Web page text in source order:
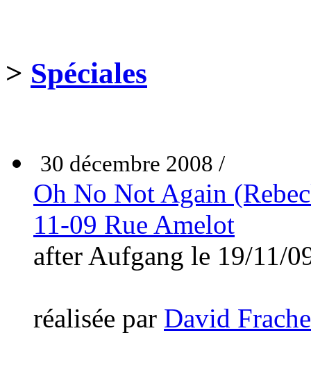
> Spéciales
30 décembre 2008 /
Oh No Not Again
11-09 Rue Amelot
after Aufgang le 19/11/
réalisée par David